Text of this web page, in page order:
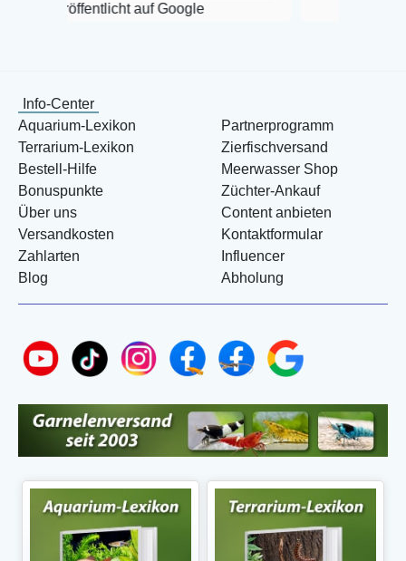
auf Google
Info-Center
Aquarium-Lexikon
Terrarium-Lexikon
Bestell-Hilfe
Bonuspunkte
Über uns
Versandkosten
Zahlarten
Blog
Partnerprogramm
Zierfischversand
Meerwasser Shop
Züchter-Ankauf
Content anbieten
Kontaktformular
Influencer
Abholung